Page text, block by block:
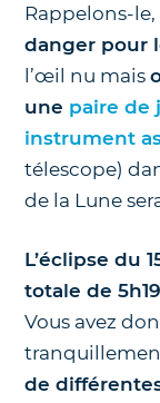
Rappelons-le,
danger pour
l’œil nu mais
une paire de
instrument
télescope)
de la Lune
L’éclipse du
totale de
Vous avez
de